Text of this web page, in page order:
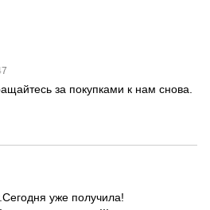
за покупками к нам снова.
уже получила!